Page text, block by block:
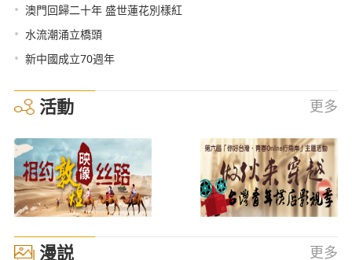
• 澳門回歸二十年 盛世蓮花別樣紅
• 水流潮涌立橋頭
• 新中國成立70週年
活動 更多
漫説 更多